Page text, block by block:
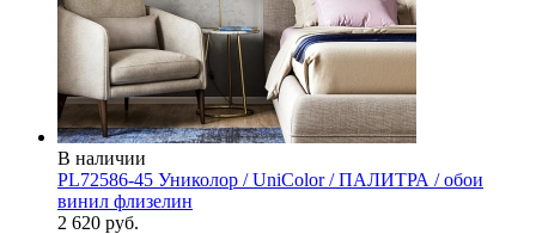
В наличии
PL72586-45 Униколор / UniColor / ПАЛИТРА / обои
винил флизелин
2 620 руб.